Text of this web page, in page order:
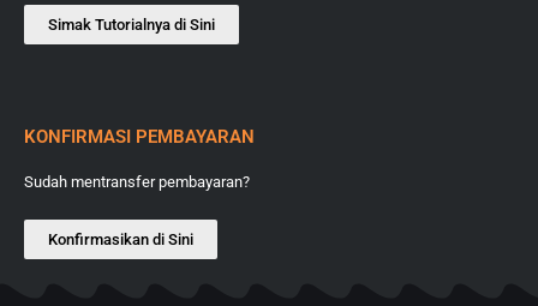
Simak Tutorialnya di Sini
KONFIRMASI PEMBAYARAN
Sudah mentransfer pembayaran?
Konfirmasikan di Sini